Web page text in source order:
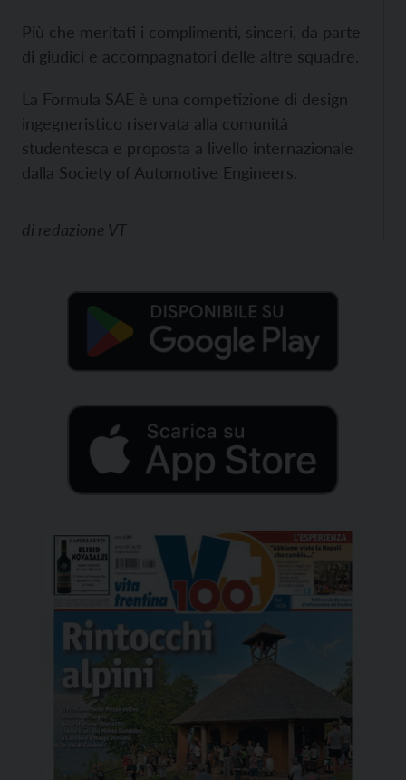
Più che meritati i complimenti, sinceri, da parte
di giudici e accompagnatori delle altre squadre.
La Formula SAE è una competizione di design
ingegneristico riservata alla comunità
studentesca e proposta a livello internazionale
dalla Society of Automotive Engineers.
di redazione VT